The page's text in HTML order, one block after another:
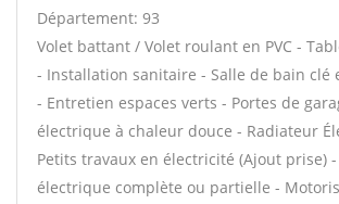
Département: 93
Volet battant / Volet roulant en PVC -
- Installation sanitaire - Salle de bain clé
- Entretien espaces verts - Portes de
électrique à chaleur douce - Radiateur
Petits travaux en électricité (Ajout prise)
électrique complète ou partielle -